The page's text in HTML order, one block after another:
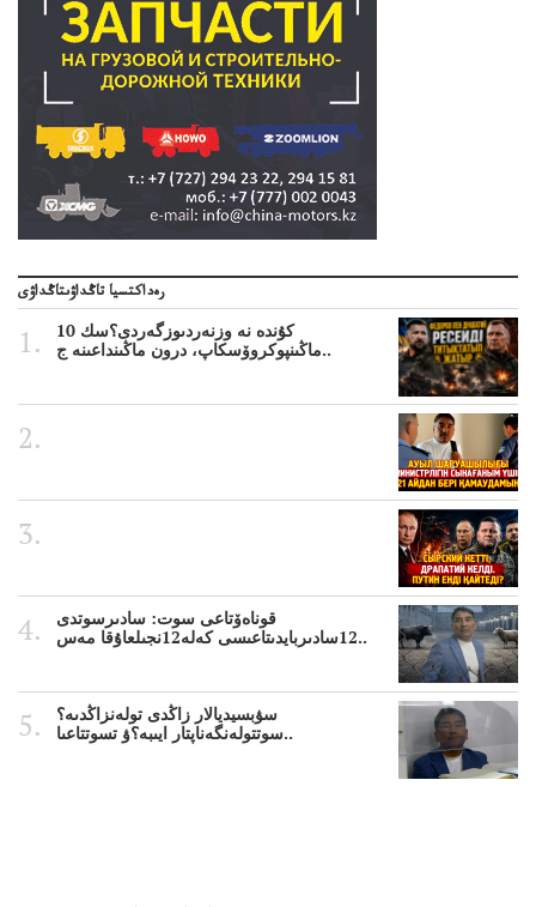
رەداكتسيا تاڭداۋىتاڭداۋى
10 كۇندە نە وزنەردىوزگەردى؟سك
ماڭىنپوكروۆسكاپ، درون ماڭىنداعىنە ج..
قوناەۆتاعى سوت: سادىرسوتدى
12سادىربايدىتاعىسى كەلە12نجىلعاۇقا مەس..
سۋبسيديالار زاڭدى تولەنزاڭدىە؟
سوتتولەنگەناپتار ايىبە؟ۋ تسوتتاعىا..